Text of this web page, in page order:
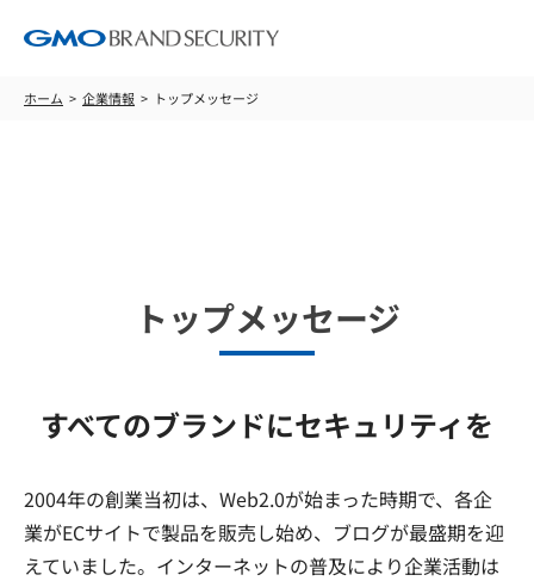
ホーム 企業情報 トップメッセージ
トップメッセージ
すべてのブランドにセキュリティを
2004年の創業当初は、Web2.0が始まった時期で、各企
業がECサイトで製品を販売し始め、ブログが最盛期を迎
えていました。インターネットの普及により企業活動は